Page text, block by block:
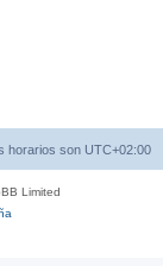
horarios son UTC+02:00
Limited